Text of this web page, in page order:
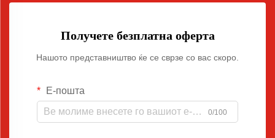
Получете безплатна оферта
Нашото представништво ќе се сврзе со вас скоро.
Е-пошта
0/100